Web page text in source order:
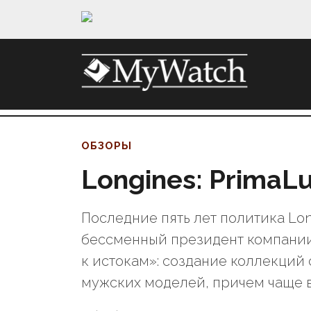
ОБЗОРЫ
Longines:
Последние пять лет политика
бессменный президент
к истокам»: создание
мужских моделей, причем чаще